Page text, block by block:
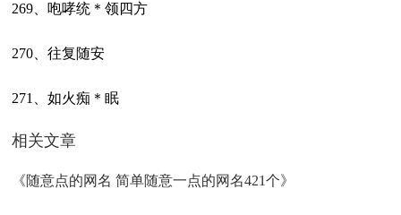
269、咆哮统＊领四方
270、往复随安
271、如火痴＊眠
相关文章
《随意点的网名 简单随意一点的网名421个》